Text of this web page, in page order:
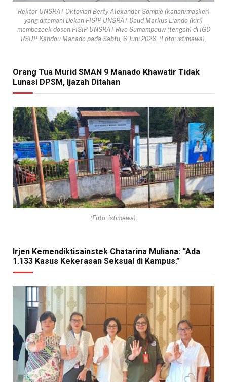
Rektor UNSRAT Oktovian Berty Alexander Sompie (kanan/masker)
yang ditemani Dekan FISIP UNSRAT Daud Markus Liando (kiri)
membezoek dosen FISIP UNSRAT Rivo Sumampouw (tengah) di IGD
RSUP Kandou Manado pada Sabtu, 6 Juni 2026. (Foto: istimewa).
Orang Tua Murid SMAN 9 Manado Khawatir Tidak
Lunasi DPSM, Ijazah Ditahan
(Foto: istimewa).
Irjen Kemendiktisainstek Chatarina Muliana: “Ada
1.133 Kasus Kekerasan Seksual di Kampus.”